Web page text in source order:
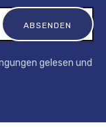
gelesen und